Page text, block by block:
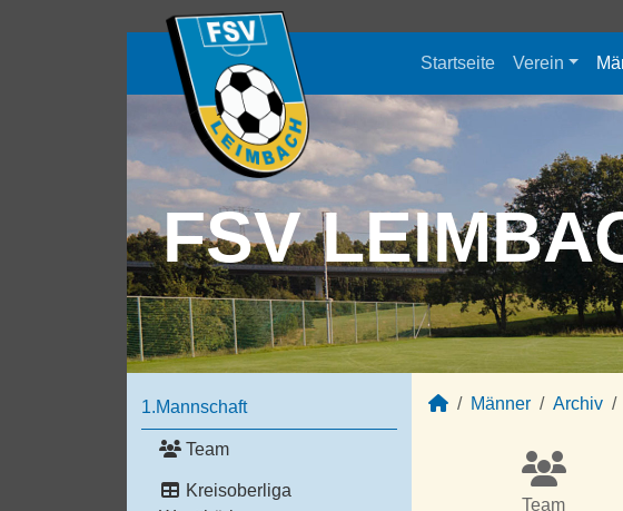
Startseite Verein
FSV
1.Mannschaft
Team
Kreisoberliga
Männer Archiv
Team